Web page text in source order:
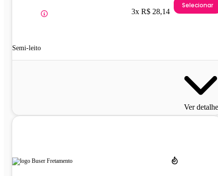
Semi-leito
3x R$ 28,14
Selecionar
Ver